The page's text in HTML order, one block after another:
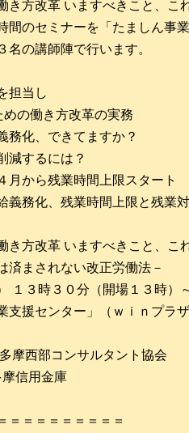
き方改革 いますべきこと、こ
間のセミナーを「たましん事
名の講師陣で行います。
担当し
の働き方改革の実務
務化、できてますか？
減するには？
月から残業時間上限スタート
義務化、残業時間上限と残業
き方改革 いますべきこと、こ
済まされない改正労働法－
１３時３０分（開場１３時）
支援センター」（ｗｉｎプラ
摩西部コンサルタント協会
信用金庫
＝＝＝＝＝＝＝＝＝